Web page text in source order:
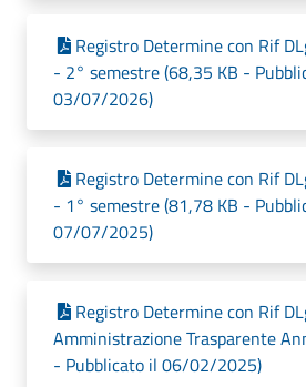
Registro Determine con Rif
- 2° semestre (68,35 KB -
03/07/2026)
Registro Determine con Rif
- 1° semestre (81,78 KB -
07/07/2025)
Registro Determine con Rif
Amministrazione Trasparente
- Pubblicato il 06/02/2025)